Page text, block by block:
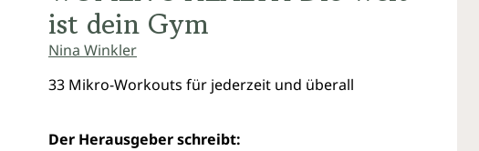
ist dein Gym
Nina Winkler
33 Mikro-Workouts für jederzeit und überall
Der Herausgeber schreibt: